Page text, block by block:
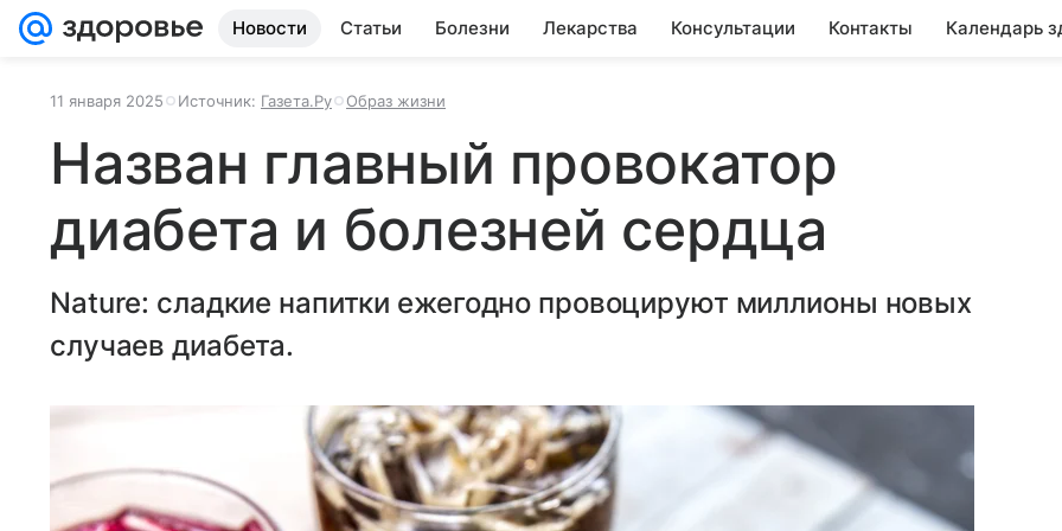
Новости Статьи Болезни Лекарства Консультации Контакты Календарь
11 января 2025 Источник: Газета.Ру Образ жизни
Назван главный провокатор
диабета и болезней сердца
Nature: сладкие напитки ежегодно провоцируют миллионы новых
случаев диабета.